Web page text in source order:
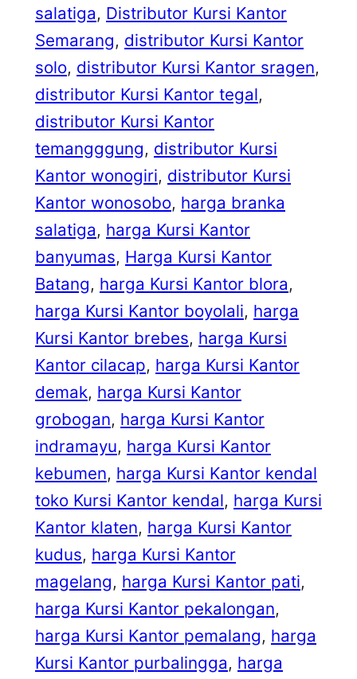
salatiga, Distributor Kursi Kantor
Semarang, distributor Kursi Kantor
solo, distributor Kursi Kantor sragen
distributor Kursi Kantor tegal
distributor Kursi Kantor
temangggung, distributor Kursi
Kantor wonogiri, distributor Kursi
Kantor wonosobo, harga branka
salatiga, harga Kursi Kantor
banyumas, Harga Kursi Kantor
Batang, harga Kursi Kantor blora
harga Kursi Kantor boyolali, harga
Kursi Kantor brebes, harga Kursi
Kantor cilacap, harga Kursi Kantor
demak, harga Kursi Kantor
grobogan, harga Kursi Kantor
indramayu, harga Kursi Kantor
kebumen, harga Kursi Kantor kendal
toko Kursi Kantor kendal, harga Kursi
Kantor klaten, harga Kursi Kantor
kudus, harga Kursi Kantor
magelang, harga Kursi Kantor pati
harga Kursi Kantor pekalongan
harga Kursi Kantor pemalang, harga
Kursi Kantor purbalingga, harga